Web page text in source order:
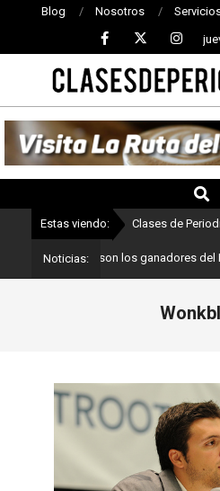
Blog Nosotros
CLASES
DE
PERIODISMO
Estas viendo: Clases de
Noticias:
Estos son los ganadores del